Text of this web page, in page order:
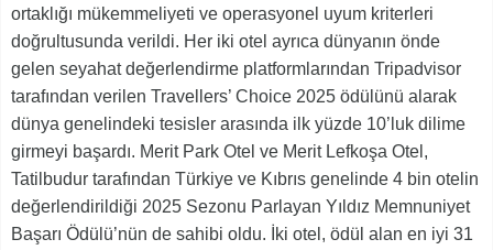
ortaklığı mükemmeliyeti ve operasyonel uyum kriterleri
doğrultusunda verildi. Her iki otel ayrıca dünyanın önde
gelen seyahat değerlendirme platformlarından Tripadvisor
tarafından verilen Travellers’ Choice 2025 ödülünü alarak
dünya genelindeki tesisler arasında ilk yüzde 10’luk dilime
girmeyi başardı. Merit Park Otel ve Merit Lefkoşa Otel,
Tatilbudur tarafından Türkiye ve Kıbrıs genelinde 4 bin otelin
değerlendirildiği 2025 Sezonu Parlayan Yıldız Memnuniyet
Başarı Ödülü’nün de sahibi oldu. İki otel, ödül alan en iyi 31